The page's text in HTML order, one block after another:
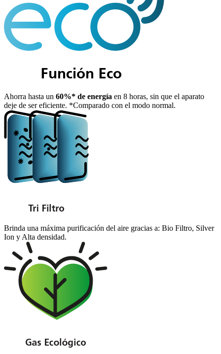
Ahorra hasta un 60%* de energía en 8 horas, sin que el aparato
deje de ser eficiente. *Comparado con el modo normal.
Brinda una máxima purificación del aire gracias a: Bio Filtro, Silver
Ion y Alta densidad.